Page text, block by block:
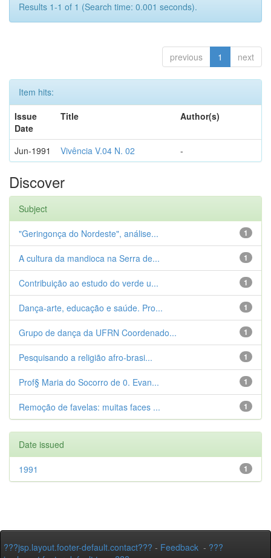
Results 1-1 of 1 (Search time: 0.001 seconds).
previous 1 next
Item hits:
Issue
Date
Title Author(s)
Jun-1991 Vivência V.04 N. 02 -
Discover
Subject
1
"Geringonça do Nordeste", análise...
1
A cultura da mandioca na Serra de...
1
Contribuição ao estudo do verde u...
1
Dança-arte, educação e saúde. Pro...
1
Grupo de dança da UFRN Coordenado...
1
Pesquisando a religião afro-brasi...
1
Prof§ Maria do Socorro de 0. Evan...
1
Remoção de favelas: muitas faces ...
Date issued
1
1991
???jsp.layout.footer-default.contact??? - Feedback - ???